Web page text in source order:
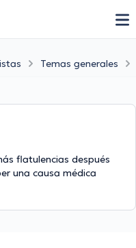
Temas generales
flatulencias después
una causa médica